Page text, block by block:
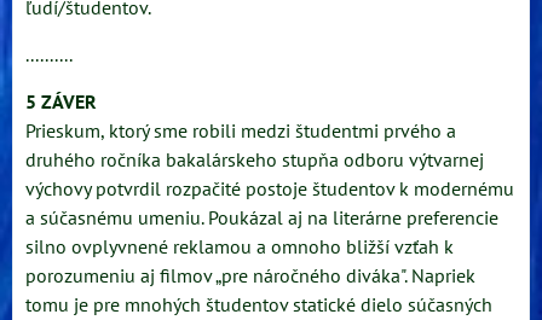
ľudí/študentov.
..........
5 ZÁVER
Prieskum, ktorý sme robili medzi študentmi prvého a
druhého ročníka bakalárskeho stupňa odboru výtvarnej
výchovy potvrdil rozpačité postoje študentov k modernému
a súčasnému umeniu. Poukázal aj na literárne preferencie
silno ovplyvnené reklamou a omnoho bližší vzťah k
porozumeniu aj filmov „pre náročného diváka". Napriek
tomu je pre mnohých študentov statické dielo súčasných